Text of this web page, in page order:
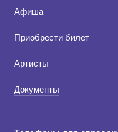
Афиша
Приобрести билет
Артисты
Документы